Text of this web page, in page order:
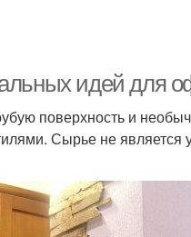
идей для
поверхность и
Сырье не